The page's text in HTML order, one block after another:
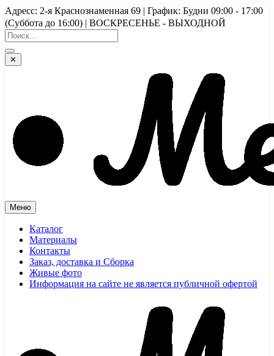
Перейти
к
содержимому
Адресс: 2-я Краснознаменная 69 | График: Будни 09:00 - 17:00
(Суббота до 16:00) | ВОСКРЕСЕНЬЕ - ВЫХОДНОЙ
✕
Меню
Каталог
Материалы
Контакты
Заказ, доставка и Сборка
Живые фото
Информация на сайте не является публичной офертой